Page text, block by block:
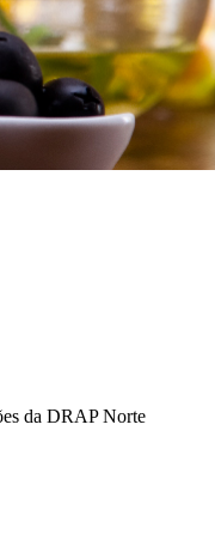
da DRAP Norte